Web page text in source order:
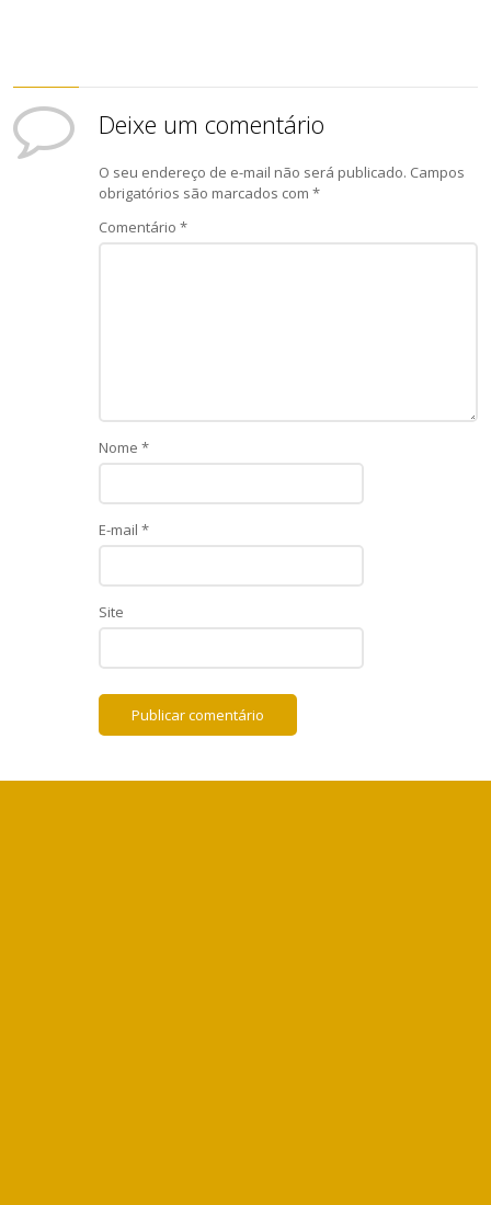
Deixe um comentário
O seu endereço de e-mail não será publicado. Campos
obrigatórios são marcados com*
Comentário*
Nome*
E-mail*
Site